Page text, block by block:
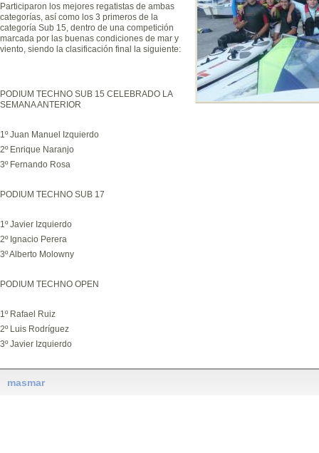
Participaron los mejores regatistas de ambas
categorías, así como los 3 primeros de la
categoría Sub 15, dentro de una competición
marcada por las buenas condiciones de mar y
viento, siendo la clasificación final la siguiente:
PODIUM TECHNO SUB 15 CELEBRADO LA
SEMANA ANTERIOR
1º Juan Manuel Izquierdo
2º Enrique Naranjo
3º Fernando Rosa
PODIUM TECHNO SUB 17
1º Javier Izquierdo
2º Ignacio Perera
3º Alberto Molowny
PODIUM TECHNO OPEN
1º Rafael Ruiz
2º Luis Rodríguez
3º Javier Izquierdo
masmar